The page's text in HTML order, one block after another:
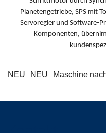
Planetengetriebe, SPS mit
Servoregler und Software-
Komponenten,
NEU NEU Maschine